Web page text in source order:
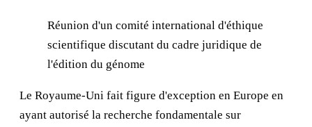
Réunion d'un comité international d'éthique
scientifique discutant du cadre juridique de
l'édition du génome
Le Royaume-Uni fait figure d'exception en Europe en
ayant autorisé la recherche fondamentale sur